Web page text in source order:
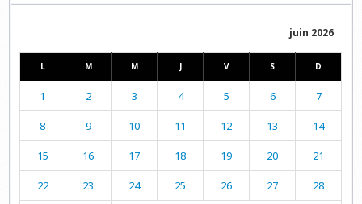
juin 2026
L M M J V S D
1 2 3 4 5 6 7
8 9 10 11 12 13 14
15 16 17 18 19 20 21
22 23 24 25 26 27 28